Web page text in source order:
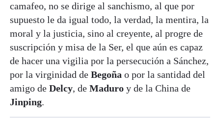
camafeo, no se dirige al sanchismo, al que por
supuesto le da igual todo, la verdad, la mentira, la
moral y la justicia, sino al creyente, al progre de
suscripción y misa de la Ser, el que aún es capaz
de hacer una vigilia por la persecución a Sánchez,
por la virginidad de Begoña o por la santidad del
amigo de Delcy, de Maduro y de la China de
Jinping.